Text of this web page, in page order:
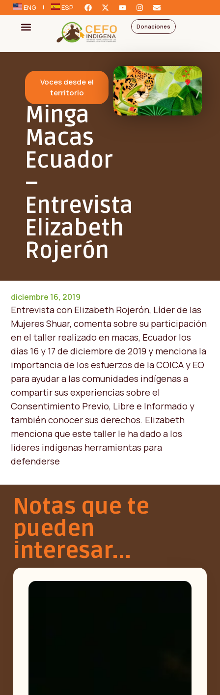
ENG ESP
Donaciones
Voces desde el
territorio
Minga
Macas
Ecuador
–
Entrevista
Elizabeth
Rojerón
diciembre 16, 2019
Entrevista con Elizabeth Rojerón, Líder de las
Mujeres Shuar, comenta sobre su participación
en el taller realizado en macas, Ecuador los
días 16 y 17 de diciembre de 2019 y menciona la
importancia de los esfuerzos de la COICA y EO
para ayudar a las comunidades indígenas a
compartir sus experiencias sobre el
Consentimiento Previo, Libre e Informado y
también conocer sus derechos. Elizabeth
menciona que este taller le ha dado a los
líderes indígenas herramientas para
defenderse
Notas que te
pueden
interesar...